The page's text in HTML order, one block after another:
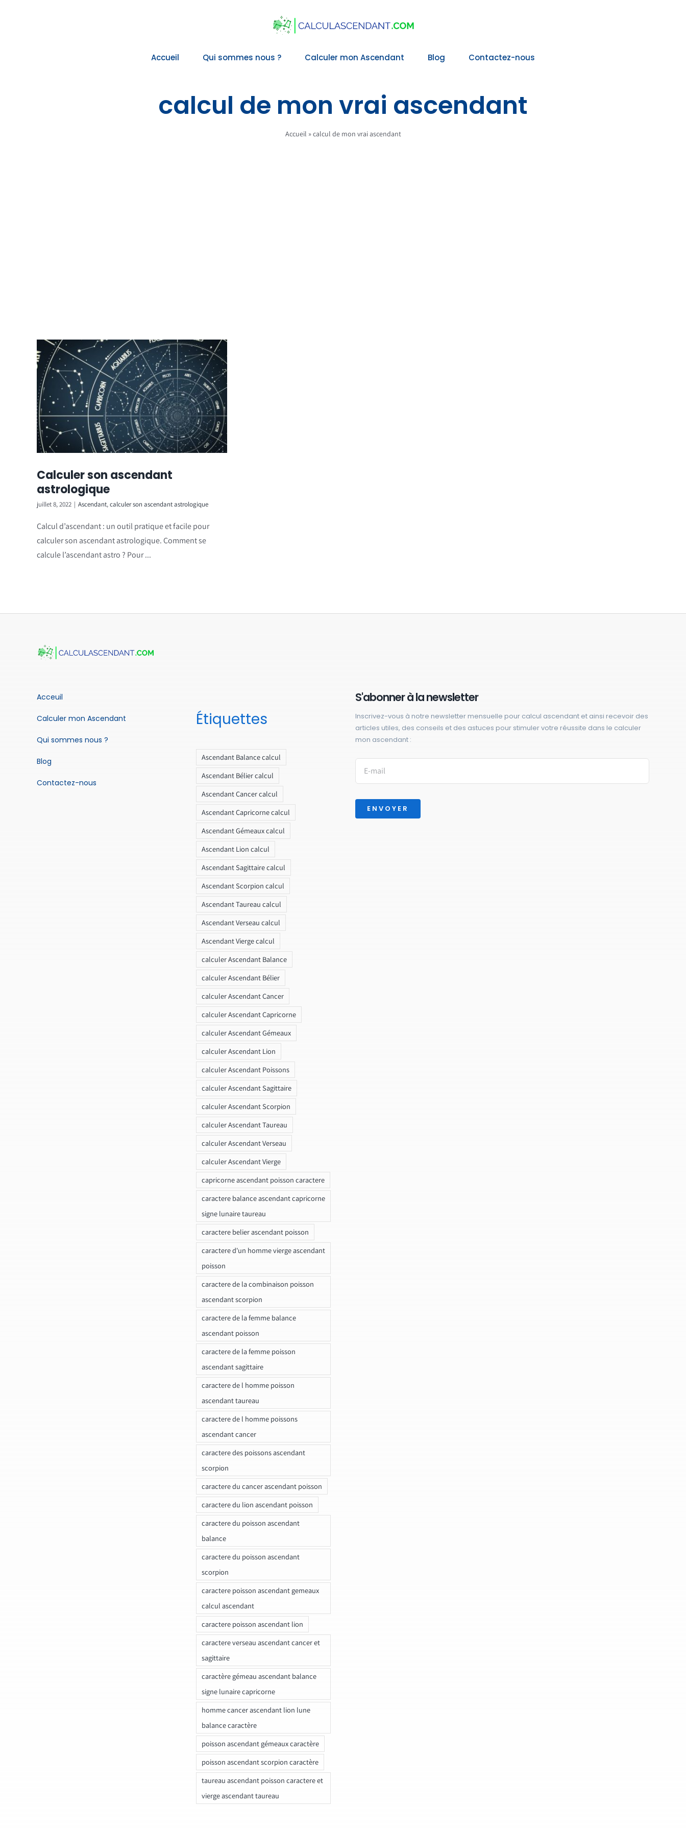
Accueil Qui sommes nous ? Calculer mon Ascendant Blog Contactez-nous
calcul de mon vrai ascendant
Accueil »calcul de mon vrai ascendant
Calculer son ascendant
astrologique
juillet 8, 2022 | Ascendant,calculer son ascendant astrologique
Calcul d’ascendant : un outil pratique et facile pour
calculer son ascendant astrologique. Comment se
calcule l’ascendant astro ? Pour ...
Acceuil
Calculer mon Ascendant
Qui sommes nous ?
Blog
Contactez-nous
Étiquettes
Ascendant Balance calcul
Ascendant Bélier calcul
Ascendant Cancer calcul
Ascendant Capricorne calcul
Ascendant Gémeaux calcul
Ascendant Lion calcul
Ascendant Sagittaire calcul
Ascendant Scorpion calcul
Ascendant Taureau calcul
Ascendant Verseau calcul
Ascendant Vierge calcul
calculer Ascendant Balance
calculer Ascendant Bélier
calculer Ascendant Cancer
calculer Ascendant Capricorne
calculer Ascendant Gémeaux
calculer Ascendant Lion
calculer Ascendant Poissons
calculer Ascendant Sagittaire
calculer Ascendant Scorpion
calculer Ascendant Taureau
calculer Ascendant Verseau
calculer Ascendant Vierge
capricorne ascendant poisson caractere
caractere balance ascendant capricorne
signe lunaire taureau
caractere belier ascendant poisson
caractere d'un homme vierge ascendant
poisson
caractere de la combinaison poisson
ascendant scorpion
caractere de la femme balance
ascendant poisson
caractere de la femme poisson
ascendant sagittaire
caractere de l homme poisson
ascendant taureau
caractere de l homme poissons
ascendant cancer
caractere des poissons ascendant
scorpion
caractere du cancer ascendant poisson
caractere du lion ascendant poisson
caractere du poisson ascendant
balance
caractere du poisson ascendant
scorpion
caractere poisson ascendant gemeaux
calcul ascendant
caractere poisson ascendant lion
caractere verseau ascendant cancer et
sagittaire
caractère gémeau ascendant balance
signe lunaire capricorne
homme cancer ascendant lion lune
balance caractère
poisson ascendant gémeaux caractère
poisson ascendant scorpion caractère
taureau ascendant poisson caractere et
vierge ascendant taureau
S'abonner à la newsletter
Inscrivez-vous à notre newsletter mensuelle pour calcul ascendant et ainsi recevoir des
articles utiles, des conseils et des astuces pour stimuler votre réussite dans le calculer
mon ascendant :
ENVOYER